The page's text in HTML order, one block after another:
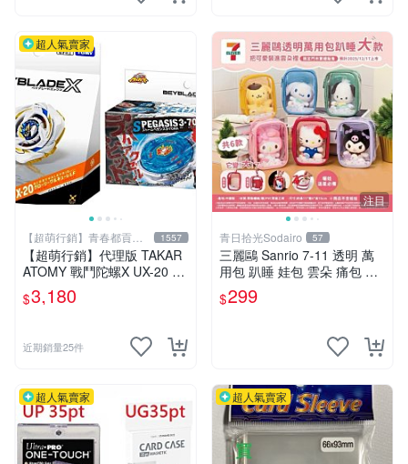
超人氣賣家
【超萌行銷】青春都貢獻
給玩具了
1557
【超萌行銷】代理版 TAKAR
ATOMY 戰鬥陀螺X UX-20 榮
耀女武神 LF & BX-00 暴風天
馬3-70RA 附發射器 兩款合售
$3,180
近期銷量25件
注目
青日拾光Sodairo 57
三麗鷗 Sanrio 7-11 透明 萬
用包 趴睡 娃包 雲朵 痛包 大
款 美樂蒂 布丁狗 大耳狗 庫
洛米 帕恰狗
$299
超人氣賣家 超人氣賣家